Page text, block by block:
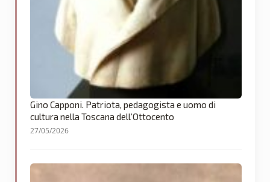
Gino Capponi. Patriota, pedagogista e uomo di
cultura nella Toscana dell’Ottocento
27/05/2026